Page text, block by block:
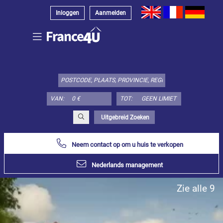
Inloggen Aanmelden
VAN: TOT:
Uitgebreid Zoeken
Appartement
Alles
selecteren
Appartement
Penthouse
Huis
Neem contact op om u huis te verkopen
Nederlands management
Zie alle 9